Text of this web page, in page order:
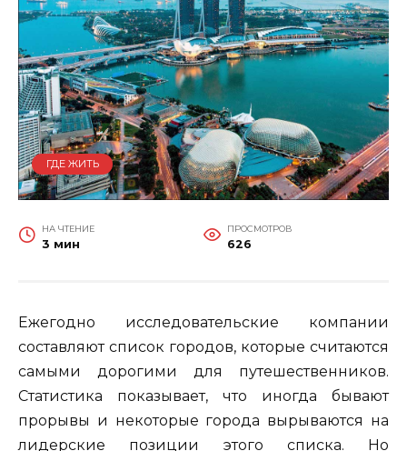
ГДЕ ЖИТЬ
НА ЧТЕНИЕ
3 мин
ПРОСМОТРОВ
626
Ежегодно исследовательские компании
составляют список городов, которые считаются
самыми дорогими для путешественников.
Статистика показывает, что иногда бывают
прорывы и некоторые города вырываются на
лидерские позиции этого списка. Но